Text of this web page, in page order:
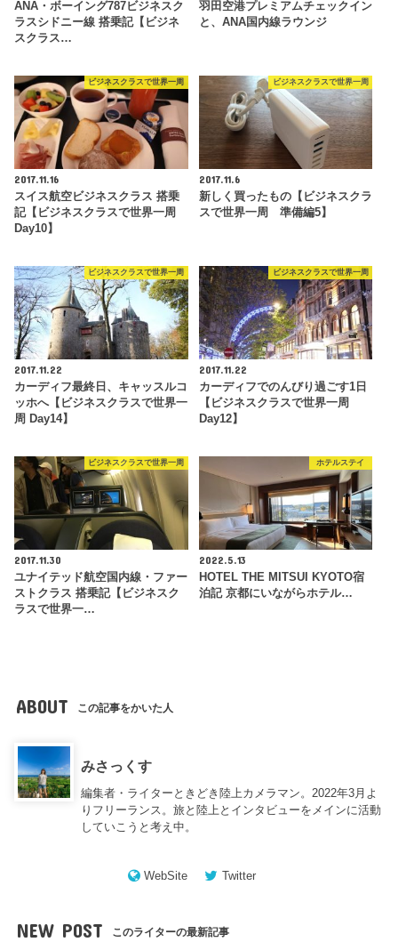
ANA・ボーイング787ビジネスク
ラスシドニー線 搭乗記【ビジネ
スクラス…
羽田空港プレミアムチェックイン
と、ANA国内線ラウンジ
ビジネスクラスで世界一周
2017.11.16
スイス航空ビジネスクラス 搭乗
記【ビジネスクラスで世界一周
Day10】
ビジネスクラスで世界一周
2017.11.6
新しく買ったもの【ビジネスクラ
スで世界一周 準備編5】
ビジネスクラスで世界一周
2017.11.22
カーディフ最終日、キャッスルコ
ッホへ【ビジネスクラスで世界一
周 Day14】
ビジネスクラスで世界一周
2017.11.22
カーディフでのんびり過ごす1日
【ビジネスクラスで世界一周
Day12】
ビジネスクラスで世界一周
2017.11.30
ユナイテッド航空国内線・ファー
ストクラス 搭乗記【ビジネスク
ラスで世界一…
ホテルステイ
2022.5.13
HOTEL THE MITSUI KYOTO宿
泊記 京都にいながらホテル…
ABOUT この記事をかいた人
みさっくす
編集者・ライターときどき陸上カメラマン。2022年3月よ
りフリーランス。旅と陸上とインタビューをメインに活動
していこうと考え中。
WebSite Twitter
NEW POST このライターの最新記事